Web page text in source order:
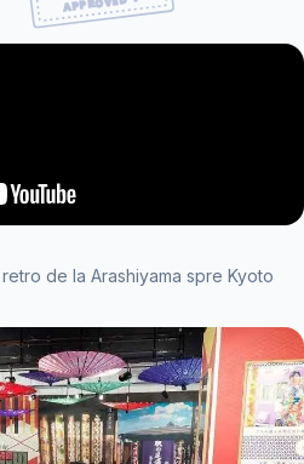
de la Arashiyama spre Kyoto